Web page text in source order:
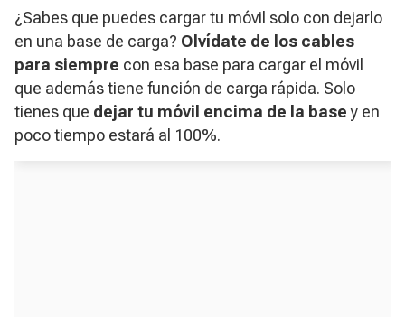
¿Sabes que puedes cargar tu móvil solo con dejarlo
en una base de carga? Olvídate de los cables
para siempre con esa base para cargar el móvil
que además tiene función de carga rápida. Solo
tienes que dejar tu móvil encima de la basey en
poco tiempo estará al 100%.